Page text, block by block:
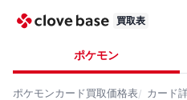
買取表
ポケモン
ポケモンカード買取価格表 カード